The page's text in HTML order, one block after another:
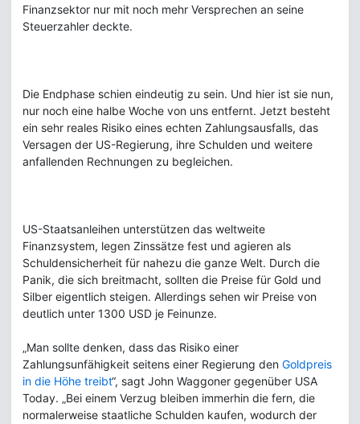
Finanzsektor nur mit noch mehr Versprechen an seine
Steuerzahler deckte.
Die Endphase schien eindeutig zu sein. Und hier ist sie nun,
nur noch eine halbe Woche von uns entfernt. Jetzt besteht
ein sehr reales Risiko eines echten Zahlungsausfalls, das
Versagen der US-Regierung, ihre Schulden und weitere
anfallenden Rechnungen zu begleichen.
US-Staatsanleihen unterstützen das weltweite
Finanzsystem, legen Zinssätze fest und agieren als
Schuldensicherheit für nahezu die ganze Welt. Durch die
Panik, die sich breitmacht, sollten die Preise für Gold und
Silber eigentlich steigen. Allerdings sehen wir Preise von
deutlich unter 1300 USD je Feinunze.
„Man sollte denken, dass das Risiko einer
Zahlungsunfähigkeit seitens einer Regierung den Goldpreis
in die Höhe treibt“, sagt John Waggoner gegenüber USA
Today. „Bei einem Verzug bleiben immerhin die fern, die
normalerweise staatliche Schulden kaufen, wodurch der